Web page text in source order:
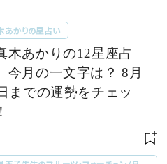
あかりの星占い
木あかりの12星座占
今月の一文字は？ 8月
までの運勢をチェッ